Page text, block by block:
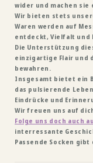
wider und machen sie
Wir bieten stets
Waren werden auf
entdeckt, Vielfalt und
Die Unterstützung
einzigartige Flair und
bewahren.
Insgesamt bietet ein
das pulsierende
Eindrücke und
Wir freuen uns auf
Folge uns doch auch
interressante
Passende Socken gibt